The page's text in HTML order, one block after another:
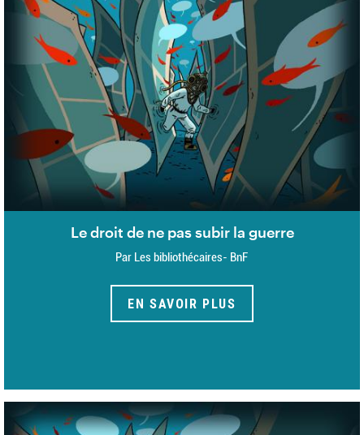
Le droit de ne pas subir la guerre
Par Les bibliothécaires- BnF
EN SAVOIR PLUS